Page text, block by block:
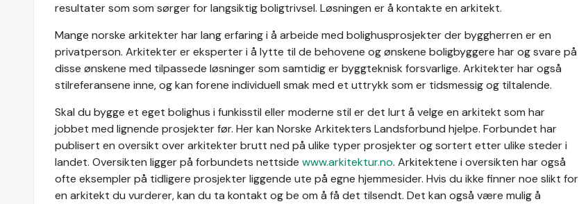
resultater som som sørger for langsiktig boligtrivsel. Løsningen er å kontakte en arkitekt.
Mange norske arkitekter har lang erfaring i å arbeide med bolighusprosjekter der byggherren er en
privatperson. Arkitekter er eksperter i å lytte til de behovene og ønskene boligbyggere har og svare på
disse ønskene med tilpassede løsninger som samtidig er byggteknisk forsvarlige. Arkitekter har også
stilreferansene inne, og kan forene individuell smak med et uttrykk som er tidsmessig og tiltalende.
Skal du bygge et eget bolighus i funkisstil eller moderne stil er det lurt å velge en arkitekt som har
jobbet med lignende prosjekter før. Her kan Norske Arkitekters Landsforbund hjelpe. Forbundet har
publisert en oversikt over arkitekter brutt ned på ulike typer prosjekter og sortert etter ulike steder i
landet. Oversikten ligger på forbundets nettside www.arkitektur.no. Arkitektene i oversikten har også
ofte eksempler på tidligere prosjekter liggende ute på egne hjemmesider. Hvis du ikke finner noe slikt for
en arkitekt du vurderer, kan du ta kontakt og be om å få det tilsendt. Det kan også være mulig å